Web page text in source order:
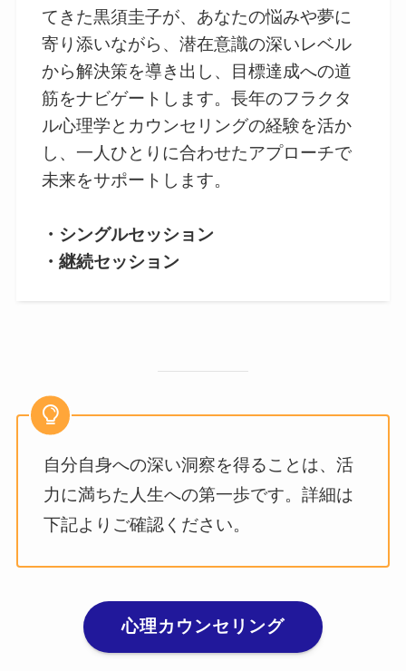
てきた黒須圭子が、あなたの悩みや夢に
寄り添いながら、潜在意識の深いレベル
から解決策を導き出し、目標達成への道
筋をナビゲートします。長年のフラクタ
ル心理学とカウンセリングの経験を活か
し、一人ひとりに合わせたアプローチで
未来をサポートします。
・シングルセッション
・継続セッション
自分自身への深い洞察を得ることは、活
力に満ちた人生への第一歩です。詳細は
下記よりご確認ください。
心理カウンセリング